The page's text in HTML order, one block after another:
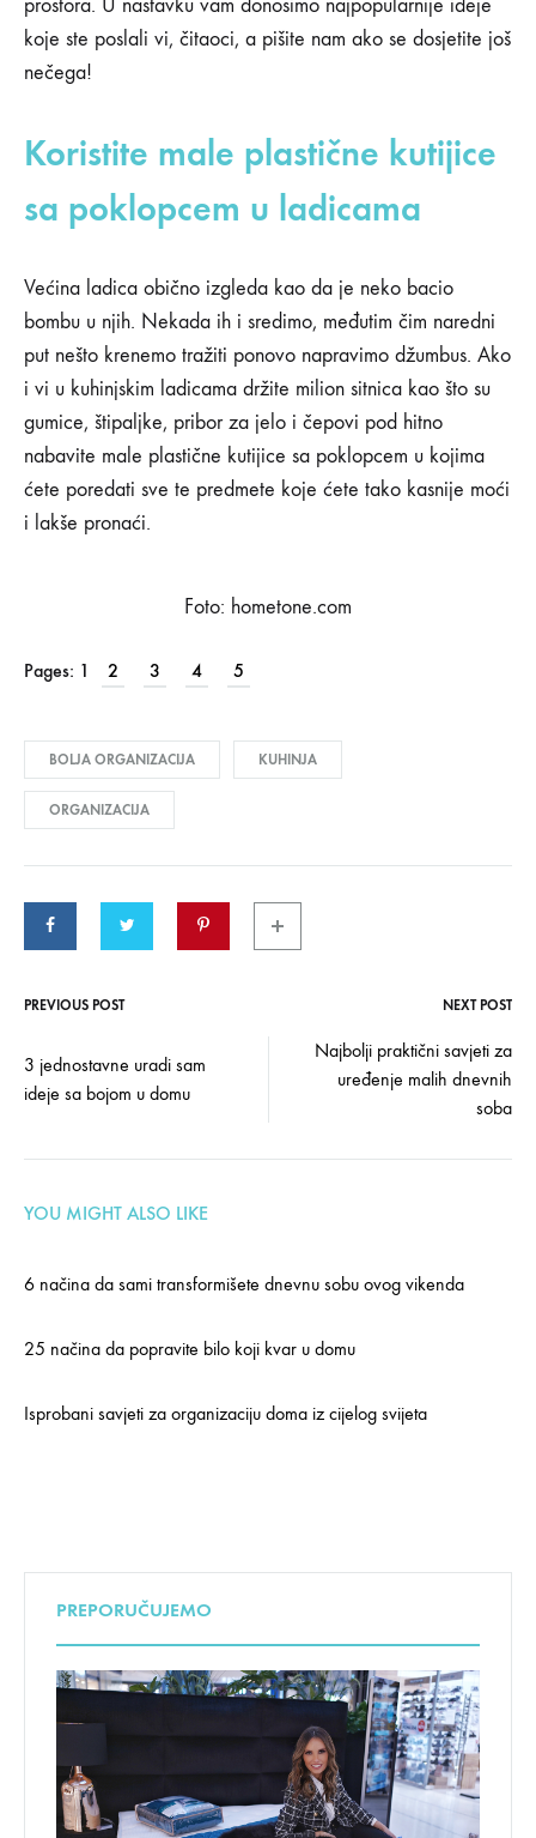
bolju
organizaciju
kuhinjskog
prostora
0
KOMENTARI
ISKLJUČENI
ZA
PRAKTIČNI
TRIKOVI
ZA
BOLJU
ORGANIZACIJU
KUHINJSKOG
prostora. U nastavku vam donosimo najpopularnije ideje
koje ste poslali vi, čitaoci, a pišite nam ako se dosjetite još
nečega!
Koristite male plastične kutijice
sa poklopcem u ladicama
Većina ladica obično izgleda kao da je neko bacio
bombu u njih. Nekada ih i sredimo, međutim čim naredni
put nešto krenemo tražiti ponovo napravimo džumbus. Ako
i vi u kuhinjskim ladicama držite milion sitnica kao što su
gumice, štipaljke, pribor za jelo i čepovi pod hitno
nabavite male plastične kutijice sa poklopcem u kojima
ćete poredati sve te predmete koje ćete tako kasnije moći
i lakše pronaći.
Foto: hometone.com
Pages: 1 2 3 4 5
BOLJA ORGANIZACIJA KUHINJA
ORGANIZACIJA
navigation
PREVIOUS POST NEXT POST
3 jednostavne uradi sam
ideje sa bojom u domu
Najbolji praktični savjeti za
uređenje malih dnevnih
soba
YOU MIGHT ALSO LIKE
6 načina da sami transformišete dnevnu sobu ovog vikenda
25 načina da popravite bilo koji kvar u domu
Isprobani savjeti za organizaciju doma iz cijelog svijeta
PREPORUČUJEMO